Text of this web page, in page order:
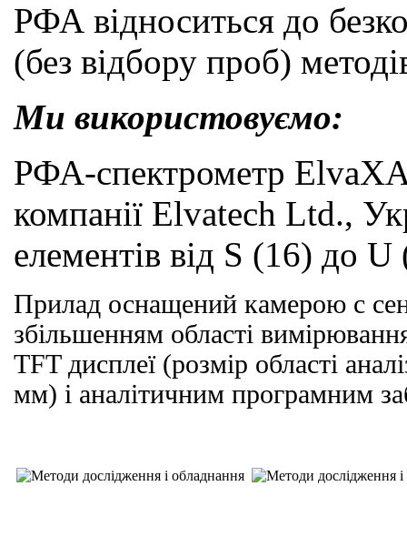
РФА відноситься до
(без відбору проб)
Ми використовуємо:
РФА-спектрометр
компанії Elvatech Ltd.,
елементів від S (16) до U
Прилад оснащений камерою c
збільшенням області
TFTдисплеї (розмір області
мм) і аналітичним програмним